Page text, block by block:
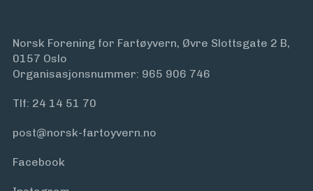
Norsk Forening for Fartøyvern, Øvre Slottsgate 2 B,
0157 Oslo
Organisasjonsnummer: 965 906 746
Tlf: 24 14 51 70
post@norsk-fartoyvern.no
Facebook